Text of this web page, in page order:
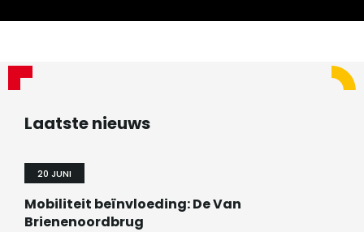
Laatste nieuws
20 JUNI
Mobiliteit beïnvloeding: De Van
Brienenoordbrug